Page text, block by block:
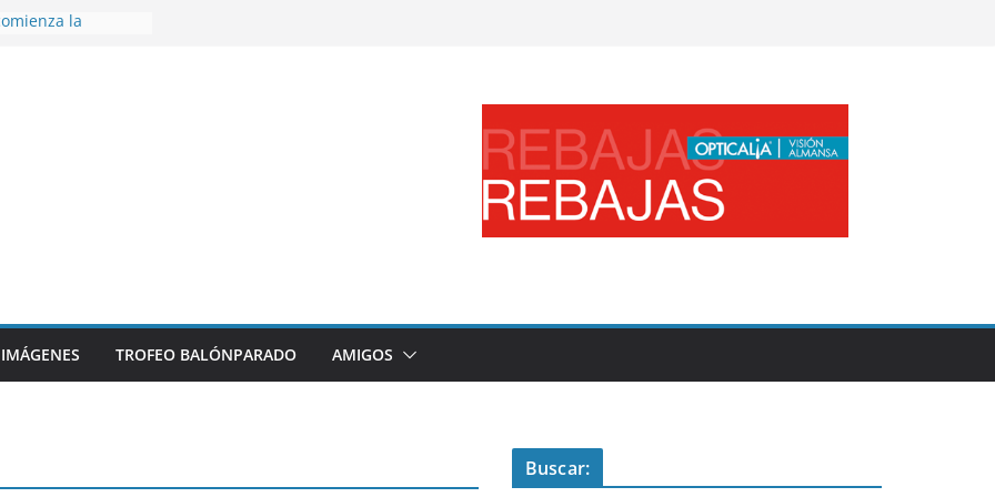
la
sumando
26/27
en el
de
IMÁGENES TROFEO BALÓNPARADO AMIGOS
Buscar: